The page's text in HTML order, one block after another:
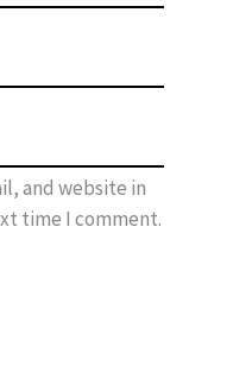
and website in
time I comment.